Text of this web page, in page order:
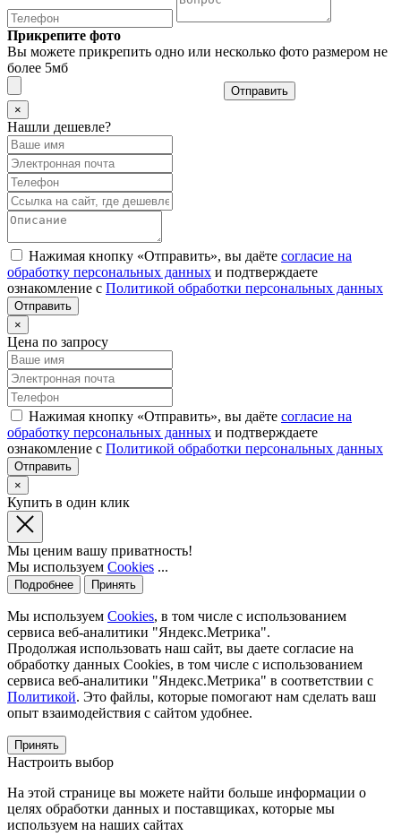
Прикрепите фото
Вы можете прикрепить одно или несколько фото размером не
более 5мб
Отправить
×
Нашли дешевле?
Нажимая кнопку «Отправить», вы даёте согласие на
обработку персональных данных и подтверждаете
ознакомление с Политикой обработки персональных данных
×
Цена по запросу
Нажимая кнопку «Отправить», вы даёте согласие на
обработку персональных данных и подтверждаете
ознакомление с Политикой обработки персональных данных
×
Купить в один клик
Мы ценим вашу приватность!
Мы используем Cookies ...
Подробнее Принять
Мы используем Cookies, в том числе с использованием
сервиса веб-аналитики "Яндекс.Метрика".
Продолжая использовать наш сайт, вы даете согласие на
обработку данных Cookies, в том числе с использованием
сервиса веб-аналитики "Яндекс.Метрика" в соответствии с
Политикой. Это файлы, которые помогают нам сделать ваш
опыт взаимодействия с сайтом удобнее.
Принять
Настроить выбор
На этой странице вы можете найти больше информации о
целях обработки данных и поставщиках, которые мы
используем на наших сайтах